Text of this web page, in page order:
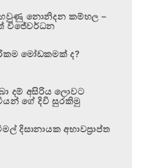
නොනිදන කම්හල –
විජේවර්ධන
මෝඩකමක් ද?
දම් අසිරිය ලොවට
ගේ දිවි සුරකිමු
දිසානායක අභාවප්‍රාප්ත